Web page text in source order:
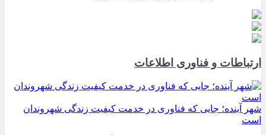
ارتباطات و فناوری اطلاعات
شهر آینده؛ جایی که فناوری در خدمت کیفیت زندگی شهروندان
است